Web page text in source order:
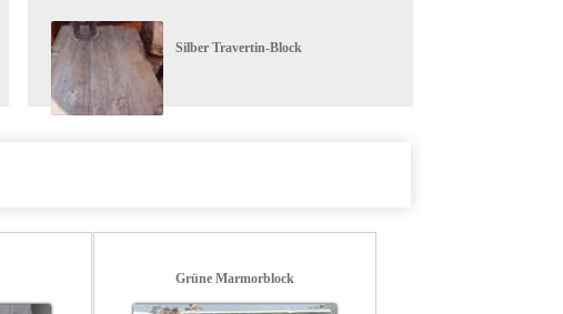
Silber Travertin-Block
Grüne Marmorblock